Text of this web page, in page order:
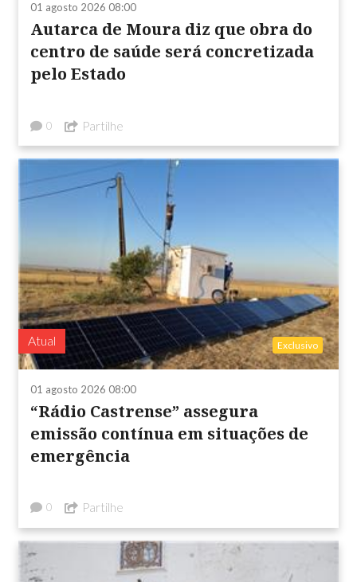
01 agosto 2026 08:00
Autarca de Moura diz que obra do
centro de saúde será concretizada
pelo Estado
0 Partilhe
Atual Exclusivo
01 agosto 2026 08:00
“Rádio Castrense” assegura
emissão contínua em situações de
emergência
0 Partilhe